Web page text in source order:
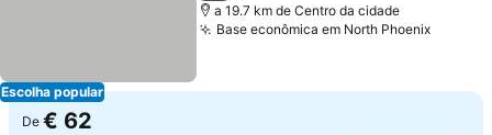
Escolha popular
a 19.7 km de Centro da cidade
Base econômica em North Phoenix
De € 62